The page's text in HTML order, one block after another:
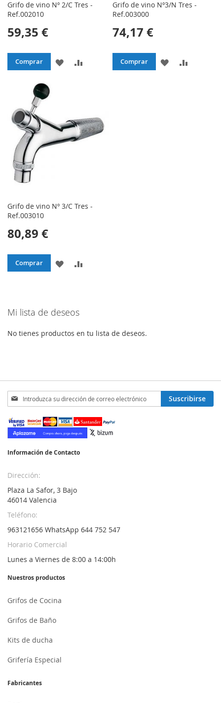
Grifo de vino Nº 2/C Tres -
Ref.002010
59,35 €
Comprar
AÑADIR
DE
Grifo de vino Nº3/N Tres -
Ref.003000
74,17 €
Comprar
AÑADIR
Grifo de vino Nº 3/C Tres -
Ref.003010
80,89 €
Comprar
AÑADIR
LISTA
DE
Mi lista de deseos
No tienes productos en tu lista de deseos.
Inscríbase
a
nuestro
boletín
de
Suscribirse
Información de Contacto
Dirección:
Plaza La Safor, 3 Bajo
46014 Valencia
Teléfono:
963121656 WhatsApp 644 752 547
Horario Comercial
Lunes a Viernes de 8:00 a 14:00h
Nuestros productos
Grifos de Cocina
Grifos de Baño
Kits de ducha
Grifería Especial
Fabricantes